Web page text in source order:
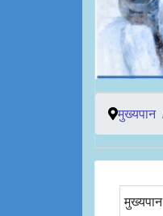
मुख्यपान
मुख्यपान